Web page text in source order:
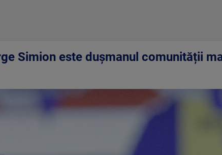
Simion este dușmanul comunității